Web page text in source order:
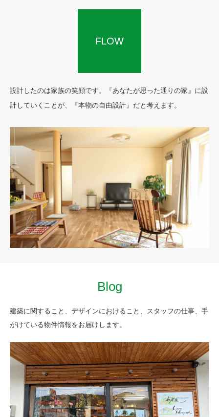
SERVICE
FLOW
設計したのは家族の笑顔です。『あなたが思った通りの家』に設
計していくことが、『本物の自由設計』だと考えます。
FLOW
Blog
建築に関すること、デザインにおけること、スタッフの仕事、手
がけている物件情報をお届けします。